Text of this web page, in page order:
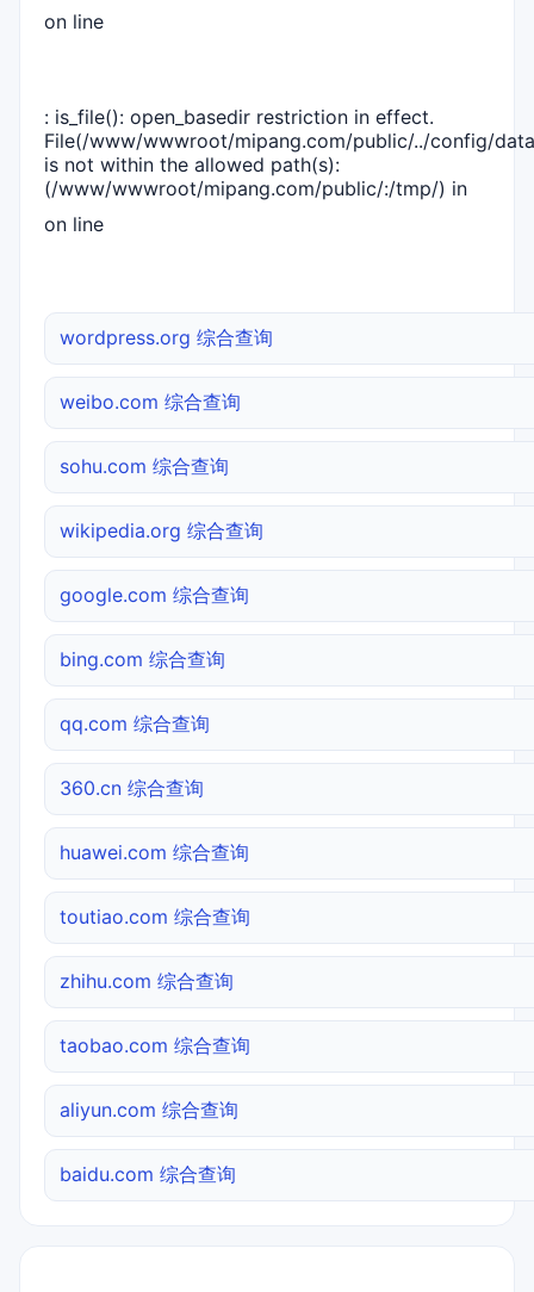
on line
: is_file(): open_basedir restriction in effect.
File(/www/wwwroot/mipang.com/public/../config/
is not within the allowed path(s):
(/www/wwwroot/mipang.com/public/:/tmp/) in
on line
wordpress.org 综合查询
weibo.com 综合查询
sohu.com 综合查询
wikipedia.org 综合查询
google.com 综合查询
bing.com 综合查询
qq.com 综合查询
360.cn 综合查询
huawei.com 综合查询
toutiao.com 综合查询
zhihu.com 综合查询
taobao.com 综合查询
aliyun.com 综合查询
baidu.com 综合查询